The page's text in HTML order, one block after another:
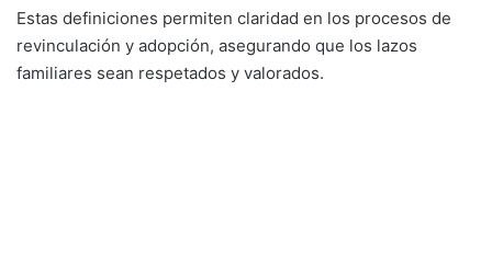
Estas definiciones permiten claridad en los procesos de
revinculación y adopción, asegurando que los lazos
familiares sean respetados y valorados.